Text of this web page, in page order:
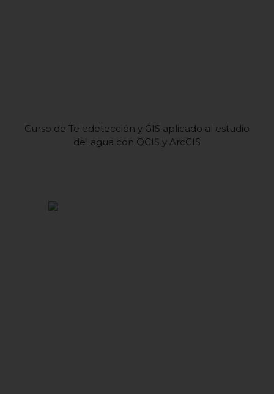
Curso de Teledetección y GIS aplicado al estudio
del agua con QGIS y ArcGIS